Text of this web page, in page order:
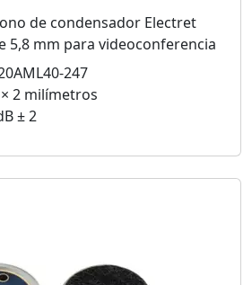
de condensador Electret
5,8 mm para videoconferencia
247
2 milímetros
± 2